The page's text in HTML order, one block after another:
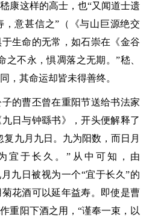
康这样的高士，也“又闻道士遗
，意甚信之” （《与山巨源绝交
生命的无常，如石崇在《金谷
之不永，惧凋落之无期。”嵇、
，其命运却皆未得善终。
曹丕曾在重阳节送给书法家
日与钟繇书》，开头便解释了
复九月九日。九为阳数，而日月
宜于长久。” 从中可知，由
九日被视为一个“宜于长久”的
花酒可以延年益寿。即使是曹
重阳下酒之用， “谨奉一束，以